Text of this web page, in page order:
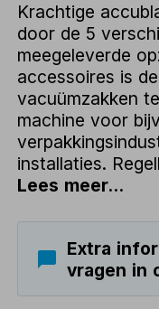
Krachtige
door de 5
meegeleverde
accessoires is
vacuümzakken
machine voor
installaties.
Lees meer...
Extra
vragen in